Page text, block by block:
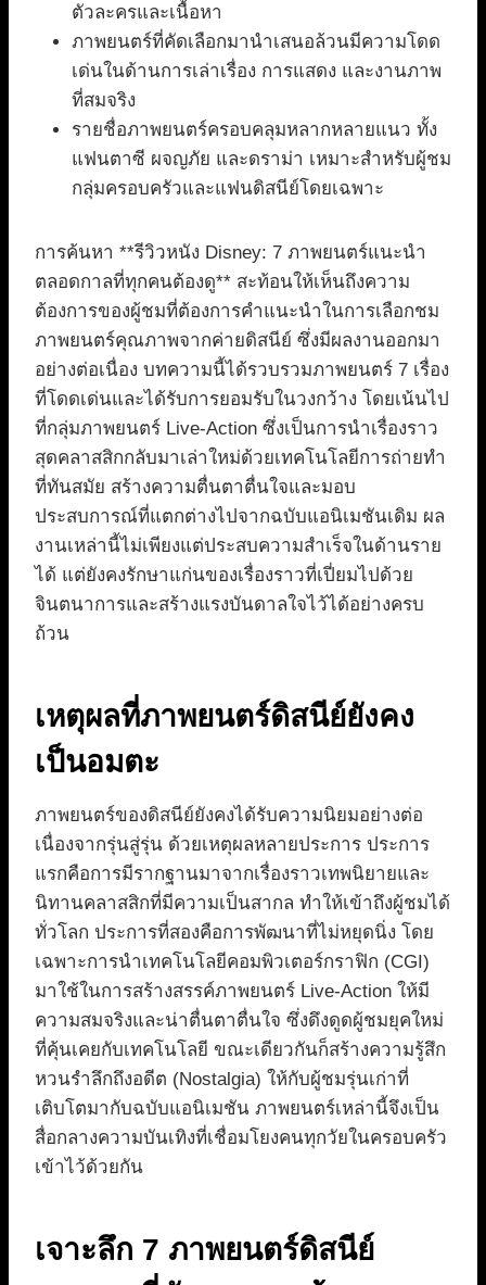
ตัวละครและเนื้อหา
ภาพยนตร์ที่คัดเลือกมานำเสนอล้วนมีความโดด
เด่นในด้านการเล่าเรื่อง การแสดง และงานภาพ
ที่สมจริง
รายชื่อภาพยนตร์ครอบคลุมหลากหลายแนว ทั้ง
แฟนตาซี ผจญภัย และดราม่า เหมาะสำหรับผู้ชม
กลุ่มครอบครัวและแฟนดิสนีย์โดยเฉพาะ
การค้นหา **รีวิวหนัง Disney: 7 ภาพยนตร์แนะนำ
ตลอดกาลที่ทุกคนต้องดู** สะท้อนให้เห็นถึงความ
ต้องการของผู้ชมที่ต้องการคำแนะนำในการเลือกชม
ภาพยนตร์คุณภาพจากค่ายดิสนีย์ ซึ่งมีผลงานออกมา
อย่างต่อเนื่อง บทความนี้ได้รวบรวมภาพยนตร์ 7 เรื่อง
ที่โดดเด่นและได้รับการยอมรับในวงกว้าง โดยเน้นไป
ที่กลุ่มภาพยนตร์ Live-Action ซึ่งเป็นการนำเรื่องราว
สุดคลาสสิกกลับมาเล่าใหม่ด้วยเทคโนโลยีการถ่ายทำ
ที่ทันสมัย สร้างความตื่นตาตื่นใจและมอบ
ประสบการณ์ที่แตกต่างไปจากฉบับแอนิเมชันเดิม ผล
งานเหล่านี้ไม่เพียงแต่ประสบความสำเร็จในด้านราย
ได้ แต่ยังคงรักษาแก่นของเรื่องราวที่เปี่ยมไปด้วย
จินตนาการและสร้างแรงบันดาลใจไว้ได้อย่างครบ
ถ้วน
เหตุผลที่ภาพยนตร์ดิสนีย์ยังคง
เป็นอมตะ
ภาพยนตร์ของดิสนีย์ยังคงได้รับความนิยมอย่างต่อ
เนื่องจากรุ่นสู่รุ่น ด้วยเหตุผลหลายประการ ประการ
แรกคือการมีรากฐานมาจากเรื่องราวเทพนิยายและ
นิทานคลาสสิกที่มีความเป็นสากล ทำให้เข้าถึงผู้ชมได้
ทั่วโลก ประการที่สองคือการพัฒนาที่ไม่หยุดนิ่ง โดย
เฉพาะการนำเทคโนโลยีคอมพิวเตอร์กราฟิก (CGI)
มาใช้ในการสร้างสรรค์ภาพยนตร์ Live-Action ให้มี
ความสมจริงและน่าตื่นตาตื่นใจ ซึ่งดึงดูดผู้ชมยุคใหม่
ที่คุ้นเคยกับเทคโนโลยี ขณะเดียวกันก็สร้างความรู้สึก
หวนรำลึกถึงอดีต (Nostalgia) ให้กับผู้ชมรุ่นเก่าที่
เติบโตมากับฉบับแอนิเมชัน ภาพยนตร์เหล่านี้จึงเป็น
สื่อกลางความบันเทิงที่เชื่อมโยงคนทุกวัยในครอบครัว
เข้าไว้ด้วยกัน
เจาะลึก 7 ภาพยนตร์ดิสนีย์